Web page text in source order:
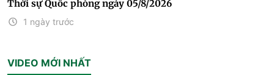
Thời sự Quốc phòng ngày 05/8/2026
1 ngày trước
VIDEO MỚI NHẤT